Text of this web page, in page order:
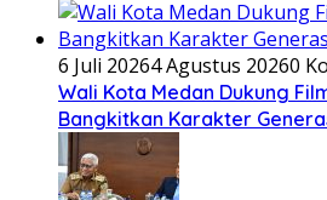
6 Juli 20264 Agustus 20260
Wali Kota Medan Dukung
Bangkitkan Karakter